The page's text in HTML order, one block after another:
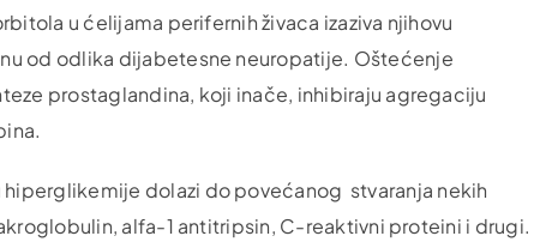
u ćelijama perifernih živaca izaziva njihovu
od odlika dijabetesne neuropatije. Oštećenje
prostaglandina, koji inače, inhibiraju agregaciju
hiperglikemije dolazi do povećanog stvaranja nekih
alfa-1 antitripsin, C-reaktivni proteini i drugi.